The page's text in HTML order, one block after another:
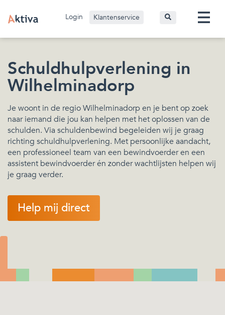
Login Klantenservice
Schuldhulpverlening in
Wilhelminadorp
Je woont in de regio Wilhelminadorp en je bent op zoek
naar iemand die jou kan helpen met het oplossen van de
schulden. Via schuldenbewind begeleiden wij je graag
richting schuldhulpverlening. Met persoonlijke aandacht,
een professioneel team van een bewindvoerder en een
assistent bewindvoerder én zonder wachtlijsten helpen wij
je graag verder.
Help mij direct